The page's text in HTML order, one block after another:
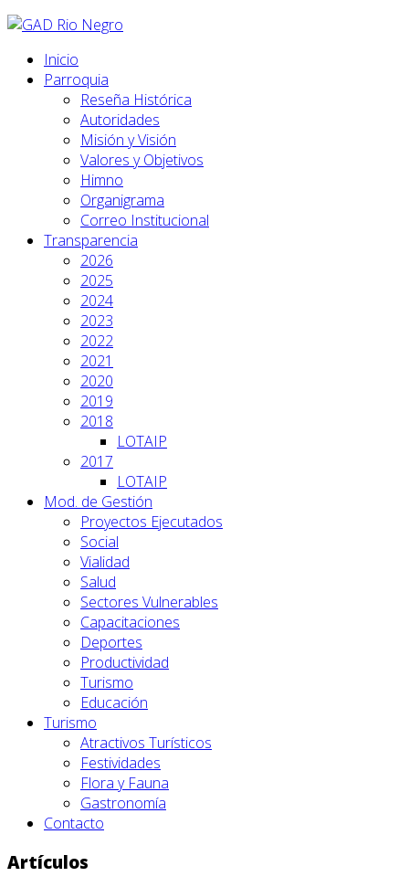
Inicio
Parroquia
Reseña Histórica
Autoridades
Misión y Visión
Valores y Objetivos
Himno
Organigrama
Correo Institucional
Transparencia
2026
2025
2024
2023
2022
2021
2020
2019
2018
LOTAIP
2017
LOTAIP
Mod. de Gestión
Proyectos Ejecutados
Social
Vialidad
Salud
Sectores Vulnerables
Capacitaciones
Deportes
Productividad
Turismo
Educación
Turismo
Atractivos Turísticos
Festividades
Flora y Fauna
Gastronomía
Contacto
Artículos